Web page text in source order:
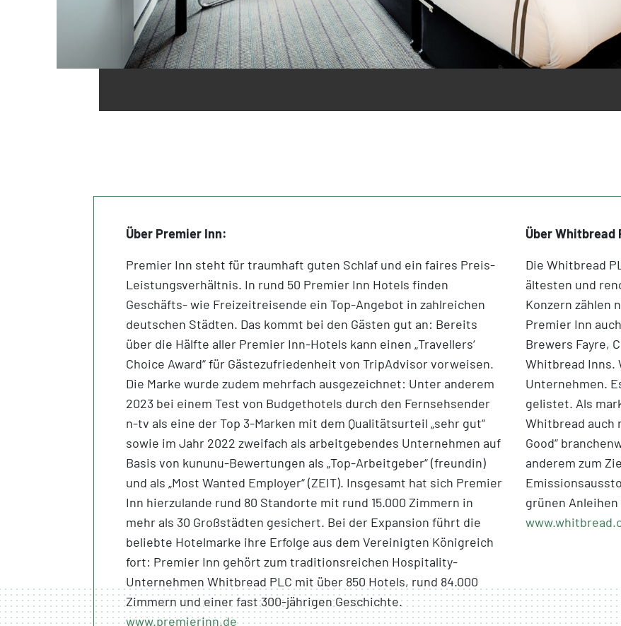
Über Premier Inn:
Premier Inn steht für traumhaft guten Schlaf und ein faires Preis-
Leistungsverhältnis. In rund 50 Premier Inn Hotels finden
Geschäfts- wie Freizeitreisende ein Top-Angebot in zahlreichen
deutschen Städten. Das kommt bei den Gästen gut an: Bereits
über die Hälfte aller Premier Inn-Hotels kann einen „Travellers‘
Choice Award“ für Gästezufriedenheit von TripAdvisor vorweisen.
Die Marke wurde zudem mehrfach ausgezeichnet: Unter anderem
2023 bei einem Test von Budgethotels durch den Fernsehsender
n-tv als eine der Top 3-Marken mit dem Qualitätsurteil „sehr gut“
sowie im Jahr 2022 zweifach als arbeitgebendes Unternehmen auf
Basis von kununu-Bewertungen als „Top-Arbeitgeber“ (freundin)
und als „Most Wanted Employer“ (ZEIT). Insgesamt hat sich Premier
Inn hierzulande rund 80 Standorte mit rund 15.000 Zimmern in
mehr als 30 Großstädten gesichert. Bei der Expansion führt die
beliebte Hotelmarke ihre Erfolge aus dem Vereinigten Königreich
fort: Premier Inn gehört zum traditionsreichen Hospitality-
Unternehmen Whitbread PLC mit über 850 Hotels, rund 84.000
Zimmern und einer fast 300-jährigen Geschichte.
www.premierinn.de
Über Whitbread
Die Whitbread
ältesten und
Konzern zählen
Premier Inn
Brewers Fayre,
Whitbread Inns.
Unternehmen.
gelistet. Als
Whitbread auch
Good“
anderem zum
grünen Anleihen